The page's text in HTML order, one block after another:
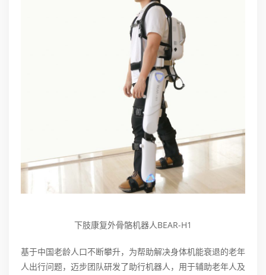
下肢康复外骨骼机器人BEAR-H1
基于中国老龄人口不断攀升，为帮助解决身体机能衰退的老年
人出行问题，迈步团队研发了助行机器人，用于辅助老年人及